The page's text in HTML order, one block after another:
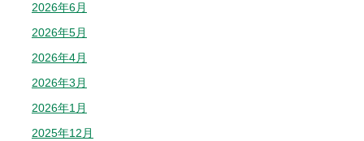
2026年6月
2026年5月
2026年4月
2026年3月
2026年1月
2025年12月